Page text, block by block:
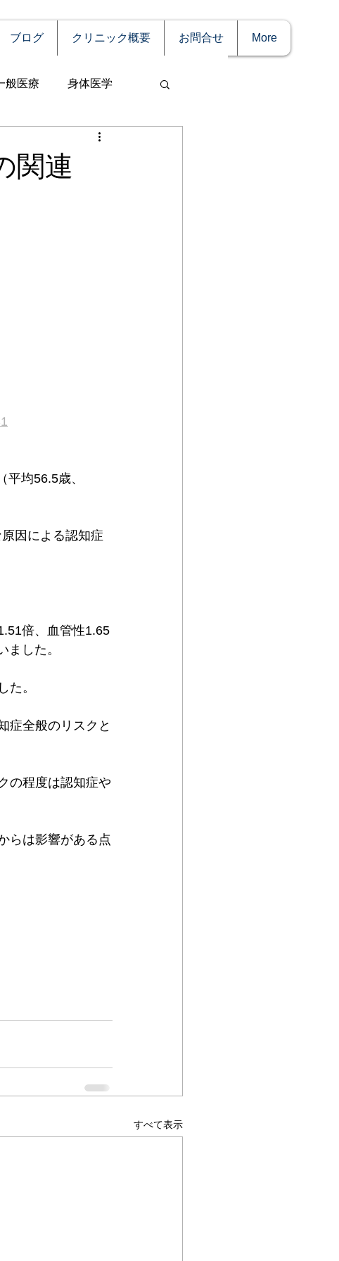
ブログ クリニック概要 お問合せ More
般医療 身体医学
関連
均56.5歳、
因による認知症
倍、血管性1.65
した。
た。
症全般のリスクと
の程度は認知症や
らは影響がある点
すべて表示